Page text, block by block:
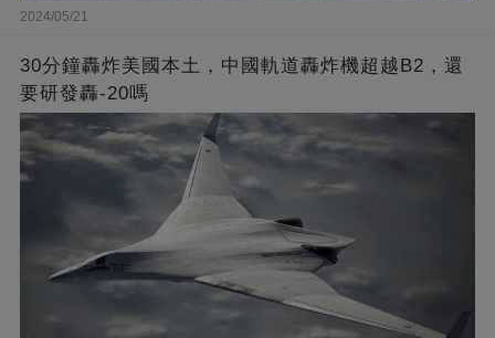
2024/05/21
30分鐘轟炸美國本土，中國軌道轟炸機超越B2，還
要研發轟-20嗎